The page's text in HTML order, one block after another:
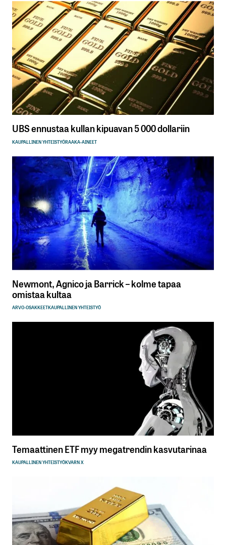
UBS ennustaa kullan kipuavan 5 000 dollariin
KAUPALLINEN YHTEISTYÖRAAKA-AINEET
Newmont, Agnico ja Barrick – kolme tapaa
omistaa kultaa
ARVO-OSAKKEETKAUPALLINEN YHTEISTYÖ
Temaattinen ETF myy megatrendin kasvutarinaa
KAUPALLINEN YHTEISTYÖKVARN X